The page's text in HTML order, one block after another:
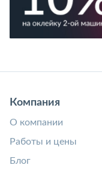
Компания
О компании
Работы и цены
Блог